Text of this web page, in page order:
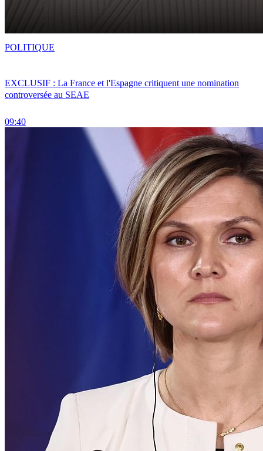
EXCLUSIF : La France et l'Espagne critiquent une nomination
controversée au SEAE
09:40
POLITIQUE